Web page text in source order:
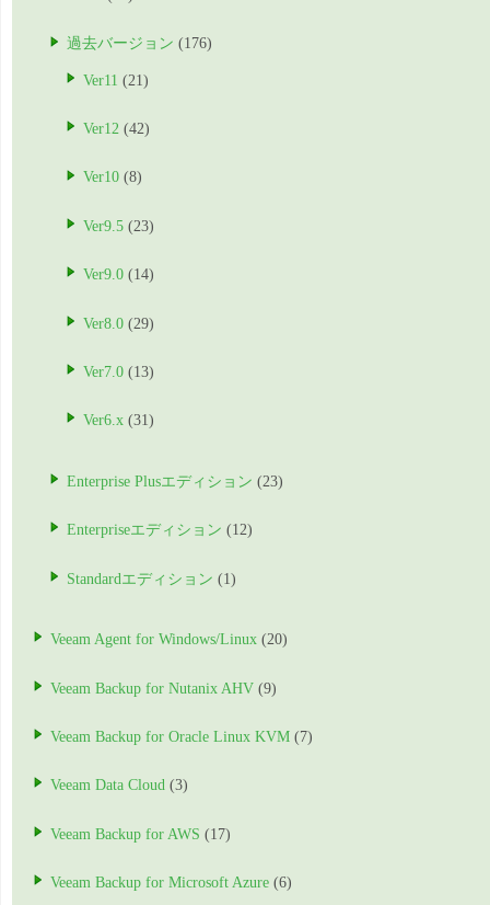
過去バージョン (176)
Ver11 (21)
Ver12 (42)
Ver10 (8)
Ver9.5 (23)
Ver9.0 (14)
Ver8.0 (29)
Ver7.0 (13)
Ver6.x (31)
Enterprise Plusエディション (23)
Enterpriseエディション (12)
Standardエディション (1)
Veeam Agent for Windows/Linux (20)
Veeam Backup for Nutanix AHV (9)
Veeam Backup for Oracle Linux KVM (7)
Veeam Data Cloud (3)
Veeam Backup for AWS (17)
Veeam Backup for Microsoft Azure (6)